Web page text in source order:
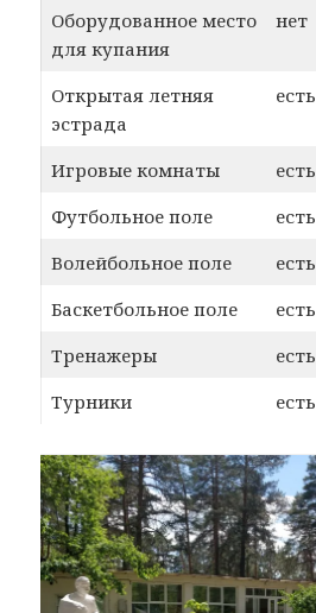
Оборудованное место
для купания
нет
Открытая летняя
эстрада
есть
Игровые комнаты
есть
Футбольное поле
есть
Волейбольное поле
есть
Баскетбольное поле
есть
Тренажеры
есть
Турники
есть